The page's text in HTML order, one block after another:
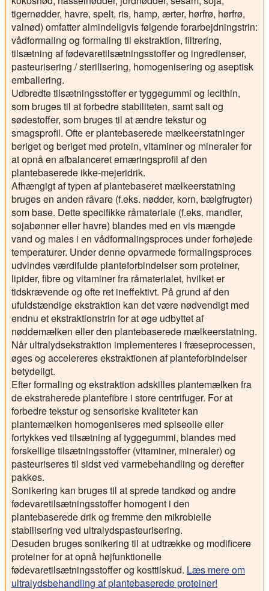
tigernødder, havre, spelt, ris, hamp, ærter, hørfrø, hørfrø,
valnød) omfatter almindeligvis følgende forarbejdningstrin:
vådformaling og formaling til ekstraktion, filtrering,
tilsætning af fødevaretilsætningsstoffer og ingredienser,
pasteurisering / sterilisering, homogenisering og aseptisk
emballering.
Udbredte tilsætningsstoffer er tyggegummi og lecithin,
som bruges til at forbedre stabiliteten, samt salt og
sødestoffer, som bruges til at ændre tekstur og
smagsprofil. Ofte er plantebaserede mælkeerstatninger
beriget og beriget med protein, vitaminer og mineraler for
at opnå en afbalanceret ernæringsprofil af den
plantebaserede ikke-mejeridrik.
Afhængigt af typen af plantebaseret mælkeerstatning
bruges en anden råvare (f.eks. nødder, korn, bælgfrugter)
som base. Dette specifikke råmateriale (f.eks. mandler,
sojabønner eller havre) blandes med en vis mængde
vand og males i en vådformalingsproces under forhøjede
temperaturer. Under denne opvarmede formalingsproces
udvindes værdifulde planteforbindelser som proteiner,
lipider, fibre og vitaminer fra råmaterialet, hvilket er
tidskrævende og ofte ret ineffektivt. På grund af den
ufuldstændige ekstraktion kan det være nødvendigt med
endnu et ekstraktionstrin for at øge udbyttet af
nøddemælken eller den plantebaserede mælkeerstatning.
Når ultralydsekstraktion implementeres i fræseprocessen,
øges og accelereres ekstraktionen af planteforbindelser
betydeligt.
Efter formaling og ekstraktion adskilles plantemælken fra
de ekstraherede plantefibre i store centrifuger. For at
forbedre tekstur og sensoriske kvaliteter kan
plantemælken homogeniseres med spiseolie eller
fortykkes ved tilsætning af tyggegummi, blandes med
forskellige tilsætningsstoffer (vitaminer, mineraler) og
pasteuriseres til sidst ved varmebehandling og derefter
pakkes.
Sonikering kan bruges til at sprede tandkød og andre
fødevaretilsætningsstoffer homogent i den
plantebaserede drik og fremme den mikrobielle
stabilisering ved ultralydspasteurisering.
Desuden bruges sonikering til at udtrække og modificere
proteiner for at opnå højfunktionelle
fødevaretilsætningsstoffer og kosttilskud. Læs mere om
ultralydsbehandling af plantebaserede proteiner!